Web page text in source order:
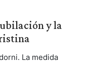
y la
La medida